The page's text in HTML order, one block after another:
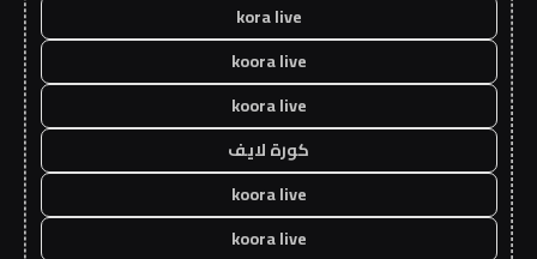
kora live
koora live
koora live
كورة لايف
koora live
koora live